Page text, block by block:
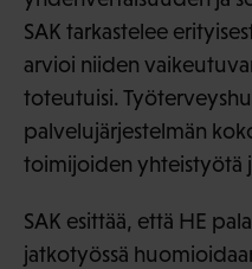
SAK tarkastelee
arvioi niiden
toteutuisi.
palvelujärjestelmän
toimijoiden yhteistyötä
SAK esittää, että HE
jatkotyössä